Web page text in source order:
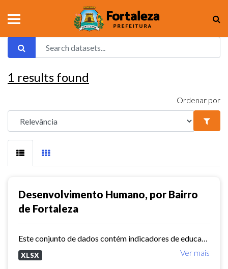
1 results found
Ordenar por
Desenvolvimento Humano, por Bairro
de Fortaleza
Ver mais
XLSX